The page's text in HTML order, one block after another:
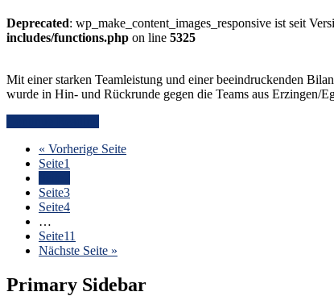
Deprecated: wp_make_content_images_responsive ist seit
includes/functions.php on line 5325
Mit einer starken Teamleistung und einer beeindruckenden
wurde in Hin- und Rückrunde gegen die Teams aus Erzingen/
« Vorherige Seite
Seite1
Seite3
Seite4
…
Seite11
Nächste Seite »
Primary Sidebar